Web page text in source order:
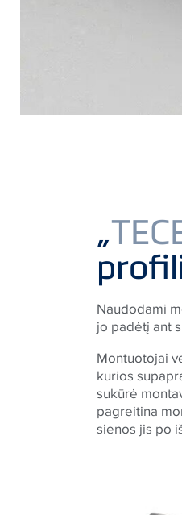
„
Naudodami
jo padėtį ant
Montuotojai
kurios
sukūrė
pagreitina
sienos jis po